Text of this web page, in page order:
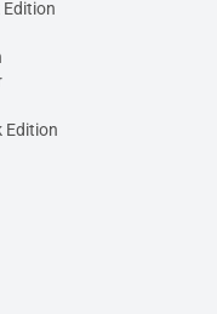
Edition
Edition